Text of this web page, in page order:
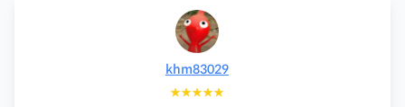
khm83029
★★★★★